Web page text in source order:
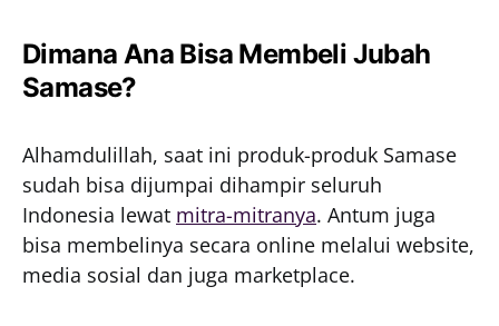
Dimana Ana Bisa Membeli Jubah
Samase?
Alhamdulillah, saat ini produk-produk Samase
sudah bisa dijumpai dihampir seluruh
Indonesia lewat mitra-mitranya. Antum juga
bisa membelinya secara online melalui website,
media sosial dan juga marketplace.